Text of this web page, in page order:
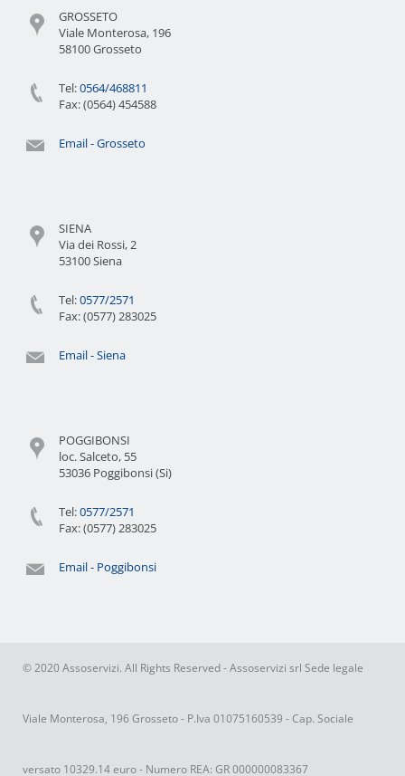
GROSSETO
Viale Monterosa, 196
58100 Grosseto
Tel:0564/468811
Fax: (0564) 454588
Email - Grosseto
SIENA
Via dei Rossi, 2
53100 Siena
Tel:0577/2571
Fax: (0577) 283025
Email - Siena
POGGIBONSI
loc. Salceto, 55
53036 Poggibonsi (Si)
Tel:0577/2571
Fax: (0577) 283025
Email - Poggibonsi
© 2020 Assoservizi. All Rights Reserved - Assoservizi srl Sede legale
Viale Monterosa, 196 Grosseto - P.Iva 01075160539 - Cap. Sociale
versato 10329.14 euro - Numero REA: GR 000000083367